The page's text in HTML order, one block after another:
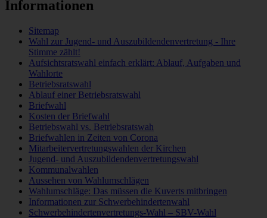
Informationen
Sitemap
Wahl zur Jugend- und Auszubildendenvertretung - Ihre
Stimme zählt!
Aufsichtsratswahl einfach erklärt: Ablauf, Aufgaben und
Wahlorte
Betriebsratswahl
Ablauf einer Betriebsratswahl
Briefwahl
Kosten der Briefwahl
Betriebswahl vs. Betriebsratswah
Briefwahlen in Zeiten von Corona
Mitarbeitervertretungswahlen der Kirchen
Jugend- und Auszubildendenvertretungswahl
Kommunalwahlen
Aussehen von Wahlumschlägen
Wahlumschläge: Das müssen die Kuverts mitbringen
Informationen zur Schwerbehindertenwahl
Schwerbehindertenvertretungs-Wahl – SBV-Wahl